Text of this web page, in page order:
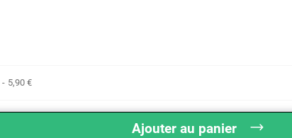
- 5,90 €
Ajouter au panier